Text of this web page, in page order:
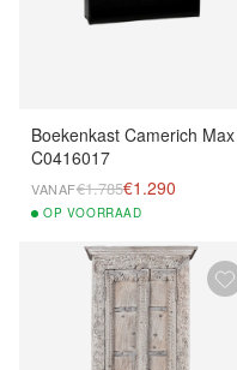
Boekenkast Camerich Max
C0416017
VANAF€1.785€1.290
OP VOORRAAD